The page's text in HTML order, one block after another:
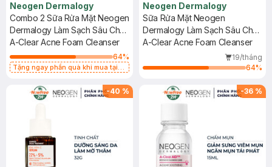
Neogen Dermalogy
Combo 2 Sữa Rửa Mặt Neogen
Dermalogy Làm Sạch Sâu Cho
Da Dầu Mụn 150ml
A-Clear Acne Foam Cleanser
64%
Tặng ngay phần quà khi mua tại
Neogen Dermalogy
Sữa Rửa Mặt Neogen
Dermalogy Làm Sạch Sâu Cho
Da Dầu Mụn 150ml
A-Clear Acne Foam Cleanser
19/tháng
64%
-40 % -36 %